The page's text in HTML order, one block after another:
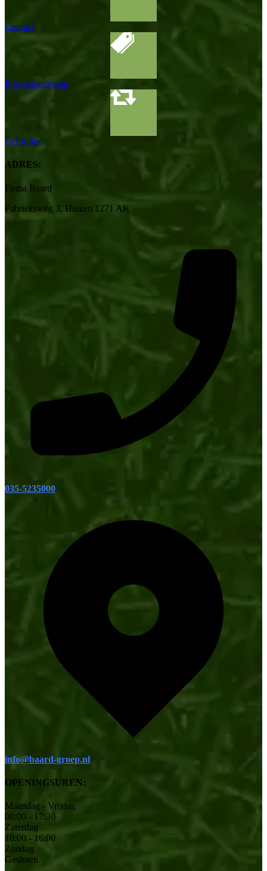
Contact
Productaanvraag
Gebruikte
ADRES:
Firma Baard
Fabrieksweg 3, Huizen 1271 AK
035-5235000
info@baard-groep.nl
OPENINGSUREN:
Maandag - Vrijdag
08:00 - 17:30
Zaterdag
10:00 - 16:00
Zondag
Gesloten